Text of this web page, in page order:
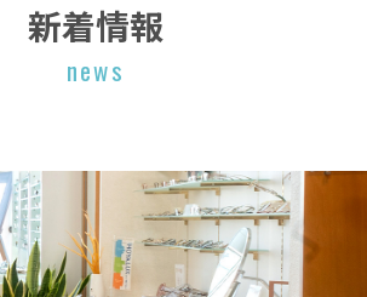
新着情報
news